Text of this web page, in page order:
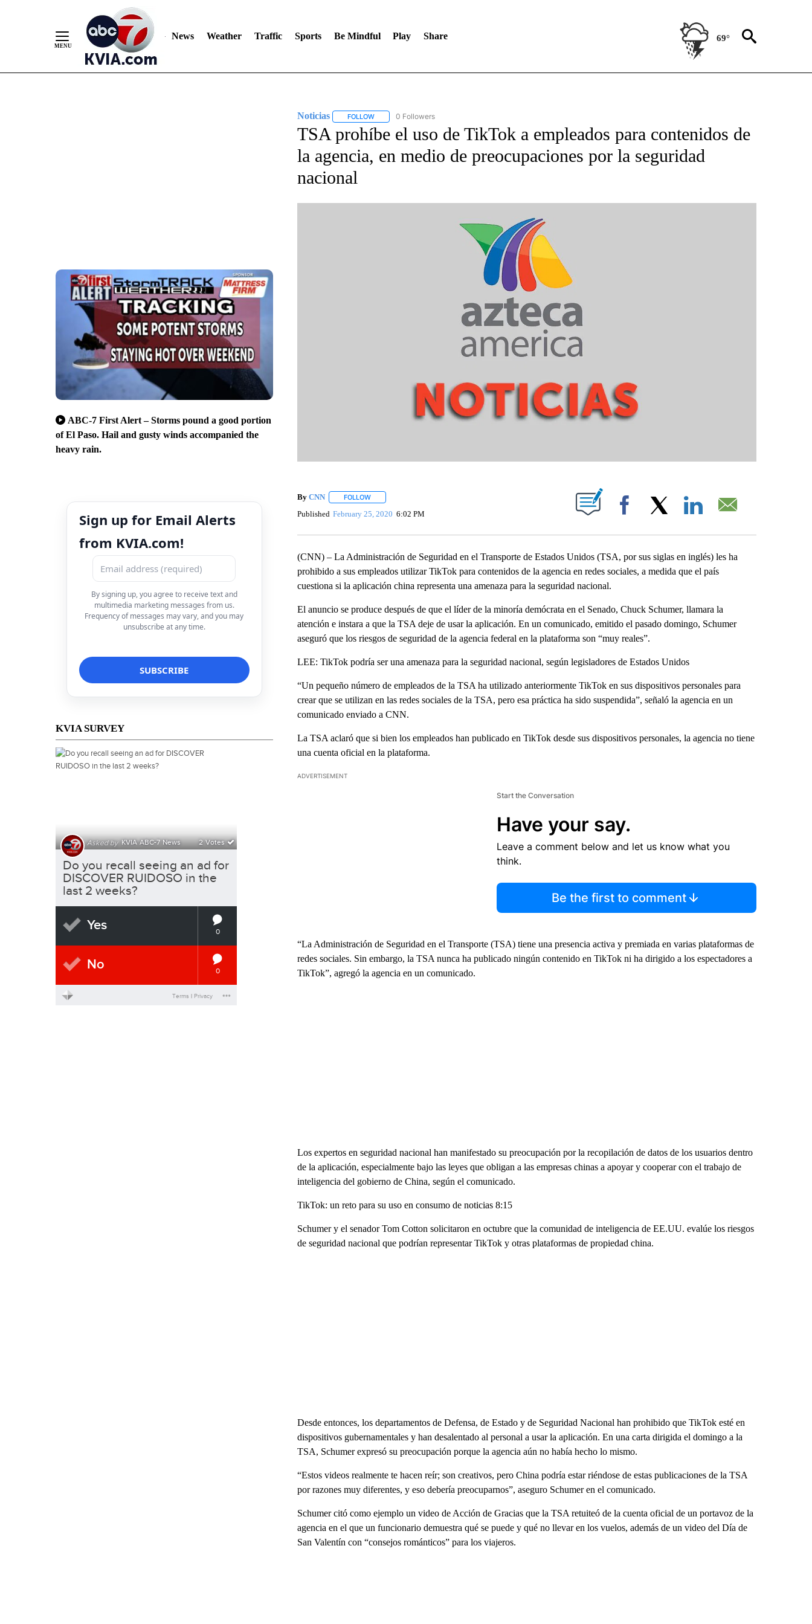
News Weather Traffic Sports Be Mindful Play Share 69°
ABC-7 First Alert – Storms pound a good portion
of El Paso. Hail and gusty winds accompanied the
heavy rain.
Sign up for Email Alerts
from KVIA.com!
By signing up, you agree to receive text and
multimedia marketing messages from us.
Frequency of messages may vary, and you may
unsubscribe at any time.
KVIA SURVEY
Noticias FOLLOWFOLLOW "NOTICIAS" TO RECEIVE NOTIFICATIONS ABOUT NEW PAGES ON "NOTICIAS".
0 Followers
TSA prohíbe el uso de TikTok a empleados para contenidos de
la agencia, en medio de preocupaciones por la seguridad
nacional
By CNN FOLLOWFOLLOW "" TO RECEIVE NOTIFICATIONS ABOUT NEW PAGES ON "".
Published February 25, 2020 6:02 PM Facebook
(CNN) – La Administración de Seguridad en el Transporte de Estados Unidos (TSA, por sus siglas en inglés) les ha
prohibido a sus empleados utilizar TikTok para contenidos de la agencia en redes sociales, a medida que el país
cuestiona si la aplicación china representa una amenaza para la seguridad nacional.
El anuncio se produce después de que el líder de la minoría demócrata en el Senado, Chuck Schumer, llamara la
atención e instara a que la TSA deje de usar la aplicación. En un comunicado, emitido el pasado domingo, Schumer
aseguró que los riesgos de seguridad de la agencia federal en la plataforma son “muy reales”.
LEE: TikTok podría ser una amenaza para la seguridad nacional, según legisladores de Estados Unidos
“Un pequeño número de empleados de la TSA ha utilizado anteriormente TikTok en sus dispositivos personales para
crear que se utilizan en las redes sociales de la TSA, pero esa práctica ha sido suspendida”, señaló la agencia en un
comunicado enviado a CNN.
La TSA aclaró que si bien los empleados han publicado en TikTok desde sus dispositivos personales, la agencia no tiene
una cuenta oficial en la plataforma.
ADVERTISEMENT
Start the Conversation
Have your say.
Leave a comment below and let us know what you
think.
Be the first to comment
“La Administración de Seguridad en el Transporte (TSA) tiene una presencia activa y premiada en varias plataformas de
redes sociales. Sin embargo, la TSA nunca ha publicado ningún contenido en TikTok ni ha dirigido a los espectadores a
TikTok”, agregó la agencia en un comunicado.
Los expertos en seguridad nacional han manifestado su preocupación por la recopilación de datos de los usuarios dentro
de la aplicación, especialmente bajo las leyes que obligan a las empresas chinas a apoyar y cooperar con el trabajo de
inteligencia del gobierno de China, según el comunicado.
TikTok: un reto para su uso en consumo de noticias 8:15
Schumer y el senador Tom Cotton solicitaron en octubre que la comunidad de inteligencia de EE.UU. evalúe los riesgos
de seguridad nacional que podrían representar TikTok y otras plataformas de propiedad china.
Desde entonces, los departamentos de Defensa, de Estado y de Seguridad Nacional han prohibido que TikTok esté en
dispositivos gubernamentales y han desalentado al personal a usar la aplicación. En una carta dirigida el domingo a la
TSA, Schumer expresó su preocupación porque la agencia aún no había hecho lo mismo.
“Estos videos realmente te hacen reír; son creativos, pero China podría estar riéndose de estas publicaciones de la TSA
por razones muy diferentes, y eso debería preocuparnos”, aseguro Schumer en el comunicado.
Schumer citó como ejemplo un video de Acción de Gracias que la TSA retuiteó de la cuenta oficial de un portavoz de la
agencia en el que un funcionario demuestra qué se puede y qué no llevar en los vuelos, además de un video del Día de
San Valentín con “consejos románticos” para los viajeros.